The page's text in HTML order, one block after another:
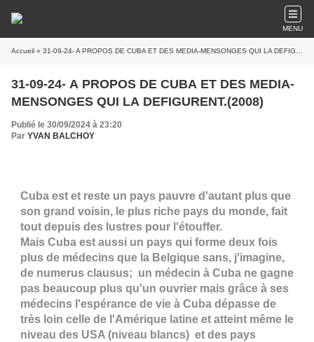
MENU
Accueil » 31-09-24- A PROPOS DE CUBA ET DES MEDIA-MENSONGES QUI LA DEFIGURENT.(2008)
31-09-24- A PROPOS DE CUBA ET DES MEDIA-
MENSONGES QUI LA DEFIGURENT.(2008)
Publié le 30/09/2024 à 23:20
Par YVAN BALCHOY
Cuba est et reste un pays pauvre d'autant plus que
son grand voisin, le plus riche pays du monde, fait
tout depuis des lustres pour l'étouffer.
Mais Cuba est aussi un pays qui forme deux fois
plus de médecins que la Belgique sans, j'imagine,
de numerus clausus; un médecin à Cuba ne gagne
pas beaucoup plus qu'un ouvrier mais grâce à ses
médecins l'espérance de vie à Cuba dépasse de
très loin celle de l'Amérique latine et atteint même le
niveau des USA (niveau blancs) et des pays